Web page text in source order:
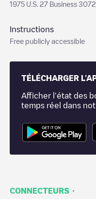
1975 U.S. 27 Business
Instructions
Free publicly accessible
TÉLÉCHARGER
Afficher l'état des
temps réel dans
CONNECTEURS ·